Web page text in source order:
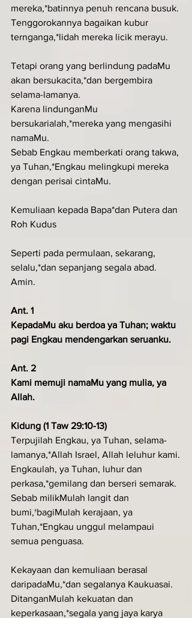
mereka,*batinnya penuh rencana busuk.
Tenggorokannya bagaikan kubur
ternganga,*lidah mereka licik merayu.
Tetapi orang yang berlindung padaMu
akan bersukacita,*dan bergembira
selama-lamanya.
Karena lindunganMu
bersukarialah,*mereka yang mengasihi
namaMu.
Sebab Engkau memberkati orang takwa,
ya Tuhan,*Engkau melingkupi mereka
dengan perisai cintaMu.
Kemuliaan kepada Bapa*dan Putera dan
Roh Kudus
Seperti pada permulaan, sekarang,
selalu,*dan sepanjang segala abad.
Amin.
Ant. 1
KepadaMu aku berdoa ya Tuhan; waktu
pagi Engkau mendengarkan seruanku.
Ant. 2
Kami memuji namaMu yang mulia, ya
Allah.
Kidung (1 Taw 29:10-13)
Terpujilah Engkau, ya Tuhan, selama-
lamanya,*Allah Israel, Allah leluhur kami.
Engkaulah, ya Tuhan, luhur dan
perkasa,*gemilang dan berseri semarak.
Sebab milikMulah langit dan
bumi,†bagiMulah kerajaan, ya
Tuhan,*Engkau unggul melampaui
semua penguasa.
Kekayaan dan kemuliaan berasal
daripadaMu,*dan segalanya Kaukuasai.
DitanganMulah kekuatan dan
keperkasaan,*segala yang jaya karya